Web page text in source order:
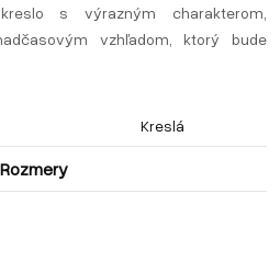
s výrazným charakterom,
vzhľadom, ktorý bude
Kreslá
Rozmery